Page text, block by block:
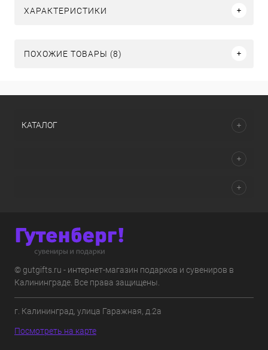
ХАРАКТЕРИСТИКИ
ПОХОЖИЕ ТОВАРЫ (8)
КАТАЛОГ
© gutgifts.ru - интернет-магазин подарков и сувениров в
Калининграде. Все права защищены.
г. Калининград, улица Гаражная, д.2а
Посмотреть на карте